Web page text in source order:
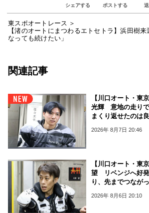
シェアする ポストする
東スポオートレース
【渚のオートにまつわるエトセトラ】浜田樹
なっても続けたい」
関連記事
【川口オート・東
光輝 意地の走り
まくり返せたのは良
2026年 8月7日 20:46
【川口オート・東
望 リベンジへ好
り、先までつながっ
2026年 8月6日 20:10